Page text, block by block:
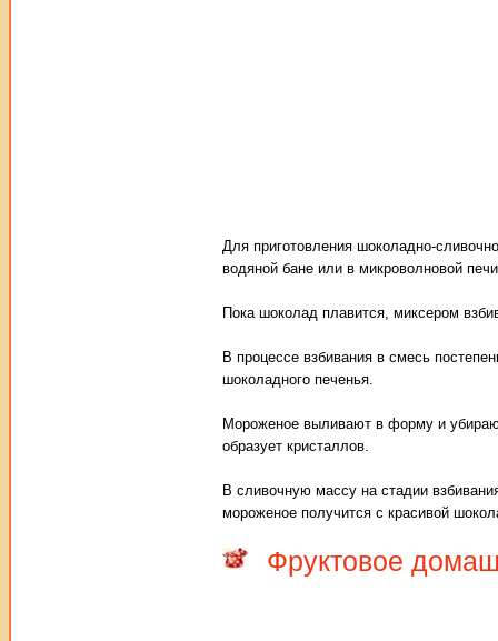
Для приготовления шоколадно-
водяной бане или в микроволновой
Пока шоколад плавится, миксером
В процессе взбивания в смесь
шоколадного печенья.
Мороженое выливают в форму и
образует кристаллов.
В сливочную массу на стадии
мороженое получится с красивой
Фруктовое